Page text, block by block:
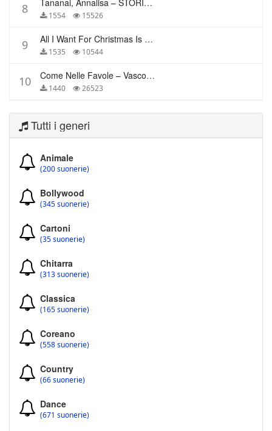
8 Tananai, Annalisa – STORIE BREVI
1554 15526
9 All I Want For Christmas Is You – Mariah Carey
1535 10544
10 Come Nelle Favole – Vasco Rossi
1440 26523
Tutti i generi
Animale
(200 suonerie)
Bollywood
(345 suonerie)
Cartoni
(35 suonerie)
Chitarra
(313 suonerie)
Classica
(165 suonerie)
Coreano
(558 suonerie)
Country
(66 suonerie)
Dance
(671 suonerie)